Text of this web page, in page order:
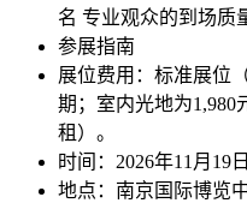
名 专业观众的到场质
参展指南
展位费用：标准展位
期；室内光地为1,980
租）。
时间：2026年11月19
地点：南京国际博览